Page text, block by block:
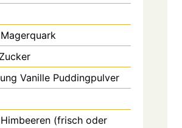
Magerquark
Zucker
Vanille Puddingpulver
Himbeeren (frisch oder